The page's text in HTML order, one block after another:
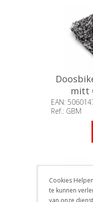
mitt
EAN:
Ref.: GBM
stuks op
Cookies
te kunnen
van onze